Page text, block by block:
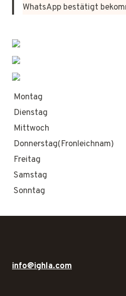
WhatsApp bestätigt
Montag
Dienstag
Mittwoch
Donnerstag(Fronleichnam)
Freitag
Samstag
Sonntag
info@ighla.com